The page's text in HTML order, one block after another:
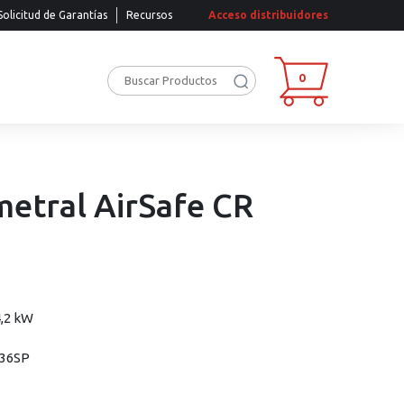
de Garantías Recursos Acceso distribuidores
0
AirSafe CR
kW